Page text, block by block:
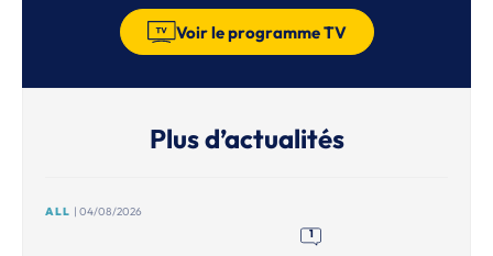
Voir le programme TV
Plus d’actualités
ALL | 04/08/2026
1